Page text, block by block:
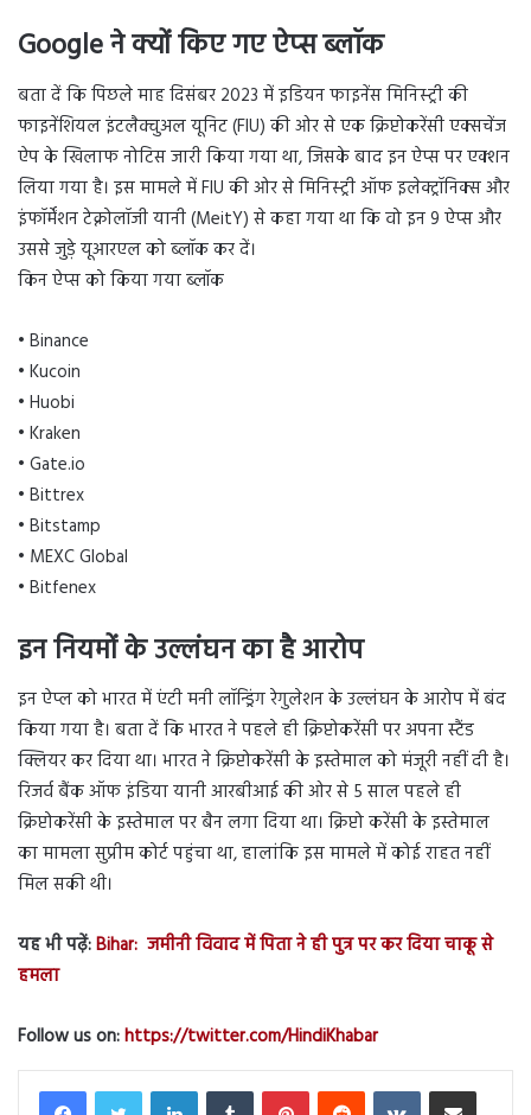
Google ने क्यों किए गए ऐप्स ब्लॉक
बता दें कि पिछले माह दिसंबर 2023 में इडियन फाइनेंस मिनिस्ट्री की
फाइनेंशियल इंटलैक्चुअल यूनिट (FIU) की ओर से एक क्रिप्टोकरेंसी एक्सचेंज
ऐप के खिलाफ नोटिस जारी किया गया था, जिसके बाद इन ऐप्स पर एक्शन
लिया गया है। इस मामले में FIU की ओर से मिनिस्ट्री ऑफ इलेक्ट्रॉनिक्स और
इंफॉर्मेंशन टेक्नोलॉजी यानी (MeitY) से कहा गया था कि वो इन 9 ऐप्स और
उससे जुड़े यूआरएल को ब्लॉक कर दें।
किन ऐप्स को किया गया ब्लॉक
• Binance
• Kucoin
• Huobi
• Kraken
• Gate.io
• Bittrex
• Bitstamp
• MEXC Global
• Bitfenex
इन नियमों के उल्लंघन का है आरोप
इन ऐप्ल को भारत में एंटी मनी लॉन्ड्रिंग रेगुलेशन के उल्लंघन के आरोप में बंद
किया गया है। बता दें कि भारत ने पहले ही क्रिप्टोकरेंसी पर अपना स्टैंड
क्लियर कर दिया था। भारत ने क्रिप्टोकरेंसी के इस्तेमाल को मंजूरी नहीं दी है।
रिजर्व बैंक ऑफ इंडिया यानी आरबीआई की ओर से 5 साल पहले ही
क्रिप्टोकरेंसी के इस्तेमाल पर बैन लगा दिया था। क्रिप्टो करेंसी के इस्तेमाल
का मामला सुप्रीम कोर्ट पहुंचा था, हालांकि इस मामले में कोई राहत नहीं
मिल सकी थी।
यह भी पढ़ें:Bihar: जमीनी विवाद में पिता ने ही पुत्र पर कर दिया चाकू से
हमला
Follow us on:https://twitter.com/HindiKhabar
LinkedInTumblr PinterestReddit VKontakteShare via Email